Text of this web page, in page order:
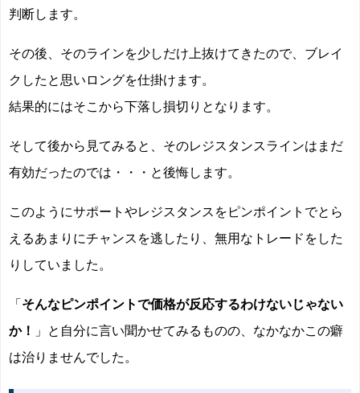
判断します。
その後、そのラインを少しだけ上抜けてきたので、ブレイ
クしたと思いロングを仕掛けます。
結果的にはそこから下落し損切りとなります。
そして後から見てみると、そのレジスタンスラインはまだ
有効だったのでは・・・と後悔します。
このようにサポートやレジスタンスをピンポイントでとら
えるあまりにチャンスを逃したり、無用なトレードをした
りしていました。
「 そんなピンポイントで価格が反応するわけないじゃない
か！ 」と自分に言い聞かせてみるものの、なかなかこの癖
は治りませんでした。